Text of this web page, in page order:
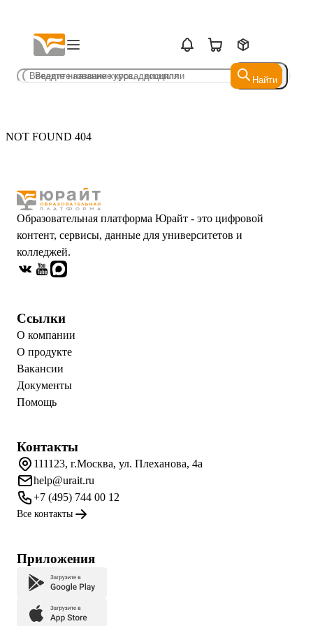
Найти
Найти
NOT FOUND 404
Образовательная платформа Юрайт - это цифровой
контент, сервисы, данные для университетов и
колледжей.
Ссылки
О компании
О продукте
Вакансии
Документы
Помощь
Контакты
111123, г.Москва, ул. Плеханова, 4а
help@urait.ru
+7 (495) 744 00 12
Все контакты
Приложения